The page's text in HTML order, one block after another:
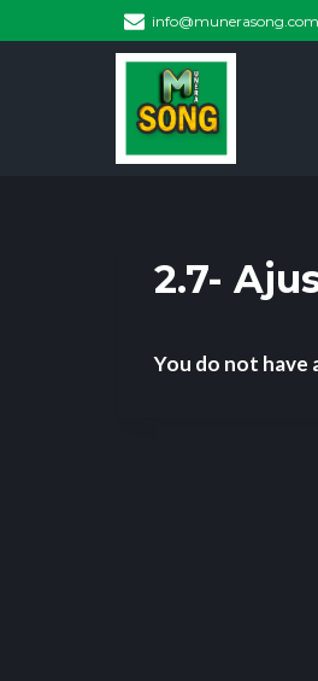
info@munerasong.com
2.7-
You do not have